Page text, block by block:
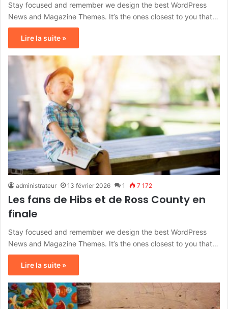
Stay focused and remember we design the best WordPress
News and Magazine Themes. It’s the ones closest to you that…
Lire la suite »
administrateur 13 février 2026 1 7 172
Les fans de Hibs et de Ross County en
finale
Stay focused and remember we design the best WordPress
News and Magazine Themes. It’s the ones closest to you that…
Lire la suite »